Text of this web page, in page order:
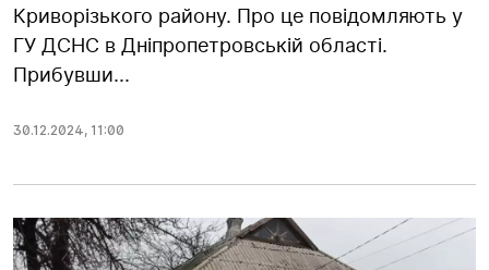
Криворізького району. Про це повідомляють у
ГУ ДСНС в Дніпропетровській області.
Прибувши...
30.12.2024, 11:00